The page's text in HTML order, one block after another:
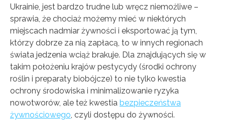
Ukrainie, jest bardzo trudne lub wręcz niemożliwe –
sprawia, że chociaż możemy mieć w niektórych
miejscach nadmiar żywności i eksportować ją tym,
którzy dobrze za nią zapłacą, to w innych regionach
świata jedzenia wciąż brakuje. Dla znajdujących się w
takim położeniu krajów pestycydy (środki ochrony
roślin i preparaty biobójcze) to nie tylko kwestia
ochrony środowiska i minimalizowanie ryzyka
nowotworów, ale też kwestia bezpieczeństwa
żywnościowego , czyli dostępu do żywności.